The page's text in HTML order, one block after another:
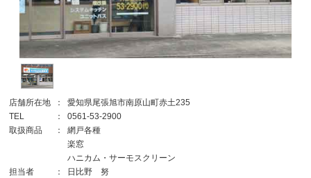
店舗所在地 ：
愛知県尾張旭市南原山町赤土235
TEL
：
0561-53-2900
取扱商品
：
網戸各種
楽窓
ハニカム・サーモスクリーン
担当者
： 日比野 努